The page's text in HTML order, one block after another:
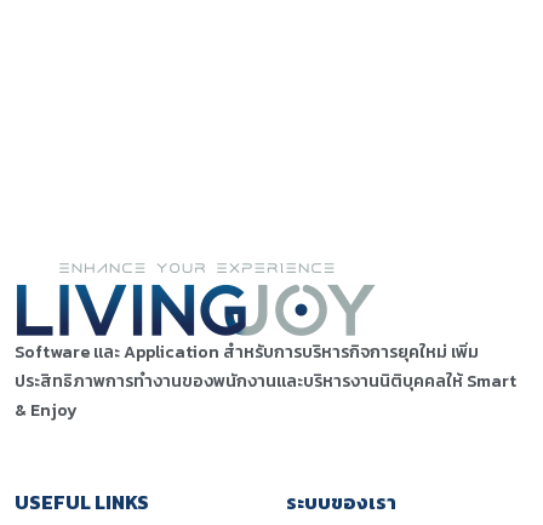
Software และ Application สำหรับการบริหารกิจการยุคใหม่ เพิ่ม
ประสิทธิภาพการทำงานของพนักงานและบริหารงานนิติบุคคลให้ Smart
& Enjoy
USEFUL LINKS
ระบบของเรา